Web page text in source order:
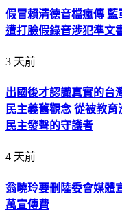
假冒賴清德音檔瘋傳
遭打臉假錄音涉犯準文
3 天前
出國後才認識真實的台
民主義舊觀念 從被教
民主發聲的守護者
4 天前
翁曉玲要刪陸委會媒體
萬宣傳費